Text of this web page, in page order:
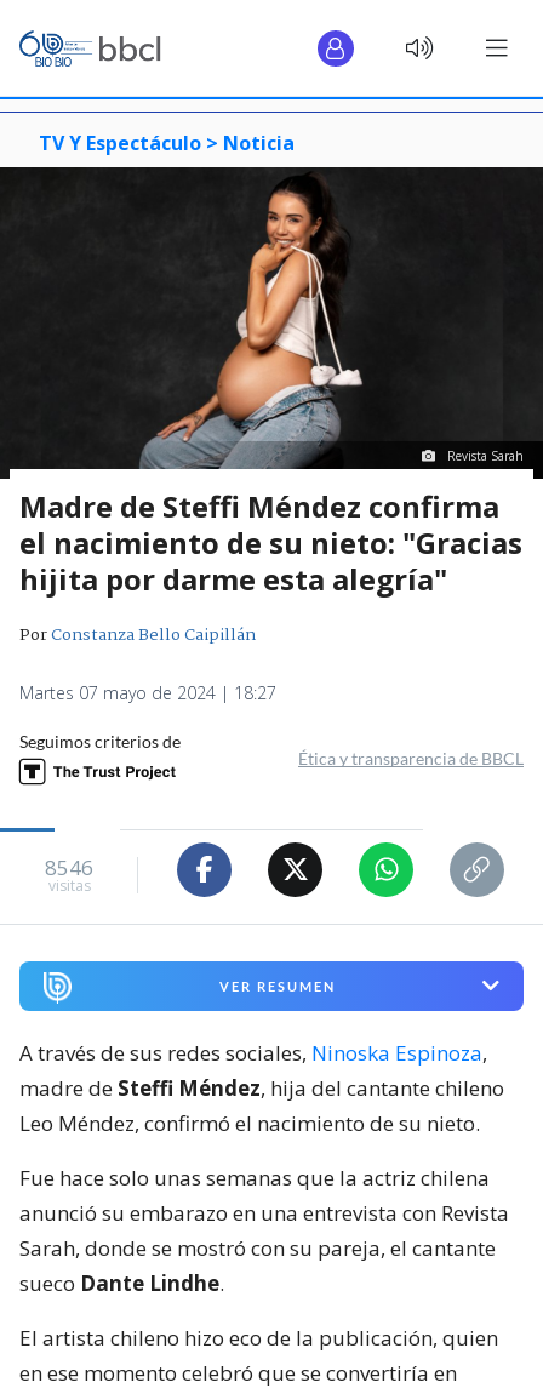
TV Y Espectáculo > Noticia
Revista Sarah
Madre de Steffi Méndez confirma
el nacimiento de su nieto: "Gracias
hijita por darme esta alegría"
PorConstanza Bello Caipillán
Martes 07 mayo de 2024 | 18:27
Seguimos criterios de
Ética y transparencia de BBCL
8546
visitas
VER RESUMEN
A través de sus redes sociales, Ninoska Espinoza,
madre de Steffi Méndez, hija del cantante chileno
Leo Méndez, confirmó el nacimiento de su nieto.
Fue hace solo unas semanas que la actriz chilena
anunció su embarazo en una entrevista con Revista
Sarah, donde se mostró con su pareja, el cantante
sueco Dante Lindhe.
El artista chileno hizo eco de la publicación, quien
en ese momento celebró que se convertiría en